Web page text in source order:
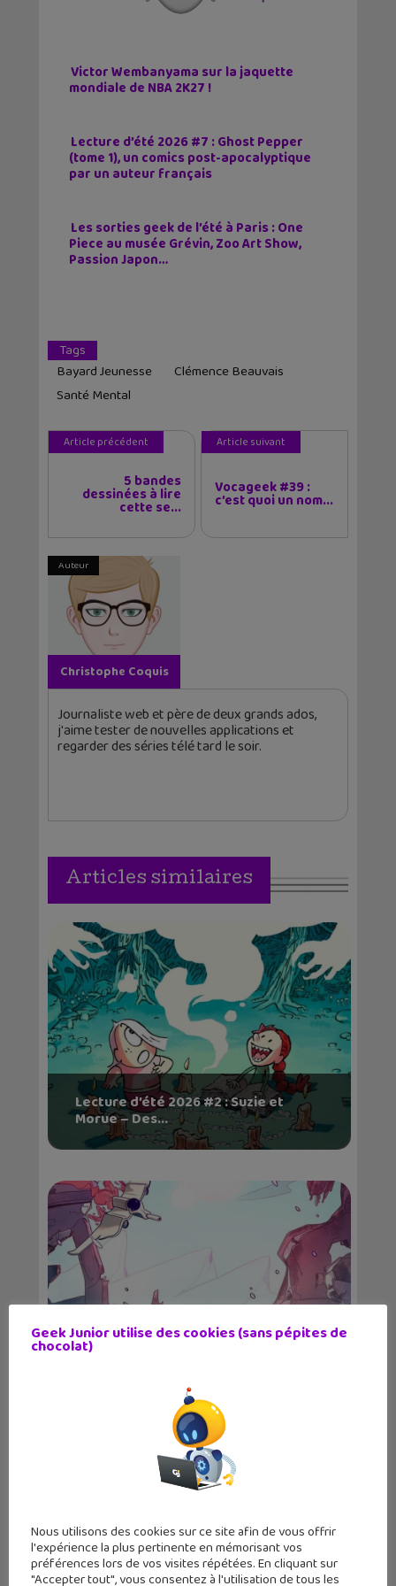
Victor Wembanyama sur la jaquette
mondiale de NBA 2K27 !
Lecture d’été 2026 #7 : Ghost Pepper
(tome 1), un comics post-apocalyptique
par un auteur français
Les sorties geek de l’été à Paris : One
Piece au musée Grévin, Zoo Art Show,
Passion Japon…
Tags
Bayard Jeunesse
Clémence Beauvais
Santé Mental
Article précédent
5 bandes
dessinées à lire
cette se...
Article suivant
Vocageek #39 :
c’est quoi un nom...
Auteur
Christophe Coquis
Journaliste web et père de deux grands ados,
j'aime tester de nouvelles applications et
regarder des séries télé tard le soir.
Articles similaires
Lecture d’été 2026 #2 : Suzie et
Morue – Des...
Geek Junior utilise des cookies (sans pépites de
chocolat)
Nous utilisons des cookies sur ce site afin de vous offrir
l'expérience la plus pertinente en mémorisant vos
préférences lors de vos visites répétées. En cliquant sur
"Accepter tout", vous consentez à l'utilisation de tous les